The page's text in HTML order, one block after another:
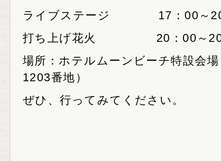
ライブステージ 17：00～
打ち上げ花火 20：00～20
場所：ホテルムーンビーチ特設会
1203番地）
ぜひ、行ってみてください。